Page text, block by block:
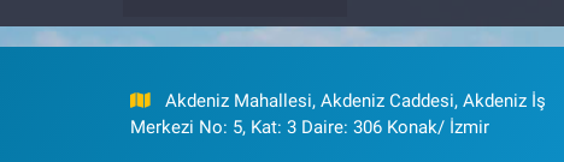
Akdeniz Mahallesi, Akdeniz Caddesi, Akdeniz İş
Merkezi No: 5, Kat: 3 Daire: 306 Konak/ İzmir